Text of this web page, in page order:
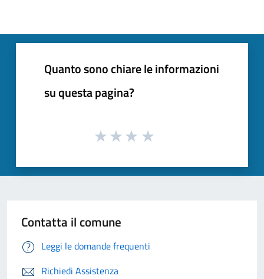
Quanto sono chiare le informazioni
su questa pagina?
Contatta il comune
Leggi le domande frequenti
Richiedi Assistenza